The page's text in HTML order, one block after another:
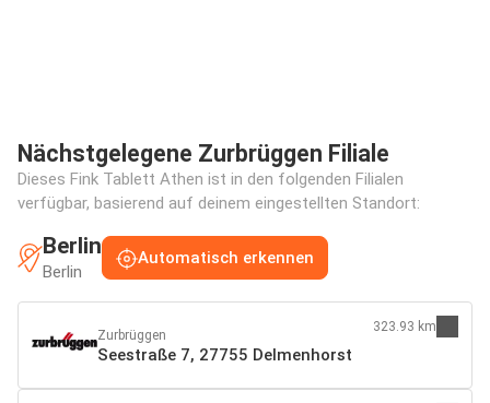
Nächstgelegene Zurbrüggen Filiale
Dieses Fink Tablett Athen ist in den folgenden Filialen
verfügbar, basierend auf deinem eingestellten Standort:
Berlin
Berlin
Automatisch erkennen
Zurbrüggen
Seestraße 7, 27755 Delmenhorst
323.93 km